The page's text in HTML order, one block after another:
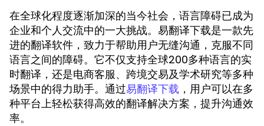
在全球化程度逐渐加深的当今社会，语言障碍已成为
企业和个人交流中的一大挑战。易翻译下载是一款先
进的翻译软件，致力于帮助用户无缝沟通，克服不同
语言之间的障碍。它不仅支持全球200多种语言的实
时翻译，还是电商客服、跨境交易及学术研究等多种
场景中的得力助手。通过易翻译下载 ，用户可以在多
种平台上轻松获得高效的翻译解决方案，提升沟通效
率。